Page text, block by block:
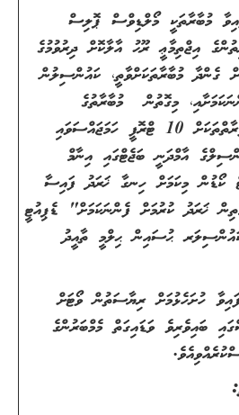
މުބާރާތަކީ މޯލްޑިވްސް ޕޮލިސް
އިޖްތިމާޢީ ރޫޙު އާލާކޮށް ދިރުވުމުގެ
ގެންދާ މުބާރާތަކަށްވާތީ، ކައުންސިލުން
މިގޮތުން މުބާރާތުގެ
އެކިވަނަތައް ޙާޞިލުކުރައްވާ ފަރާތްތަކަށް 10 ޓްރޮފީ ހަމަޖައްސަވައި
އާމްދަނީ ބަޖެޓްގައި އިނާމް
ކޯޑުން މިކަމަށް ހިނގާ ޚަރަދު ފައިސާ
ޚަރަދު ކުރުމަށް ފެންނަކަމަށް" ޑެޕިއުޓީ
ޙުސައިން ޙިލްމީ ތާއީދު
ހުށަހެޅުމަށް ރިޔާސަތުން ވޯޓަށް
ބައިވެރިވެ ވަޑައިގަތް މެމްބަރުންގެ